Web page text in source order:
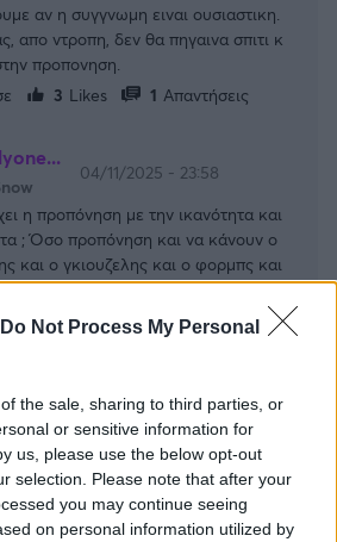
Do Not Process My Personal
the sale, sharing to third parties, or
or sensitive information for
us, please use the below opt-out
selection. Please note that after your
you may continue seeing
on personal information utilized by
αν η συγγνωμη ειναι ουσιαστικη.
απο ντροπη, δεν θα πηγαινα σπιτι κ
προπονηση.
3 Likes 1 Απαντήσεις
04/11/2025 - 23:58
η προπόνηση με την ικανότητα και
; Όσο προπόνηση και να κάνουν ο
και ο γκιουζελης και ο φορμπς και
αυτοί θα είναι , ΔΕΝ ΑΛΛΑΖΟΥΝ
3 Likes 0 Απαντήσεις
04/11/2025 - 22:54
συγγνώμη ούτε να μας λέτε τι
Απλά κάντε το.
3 Likes 0 Απαντήσεις